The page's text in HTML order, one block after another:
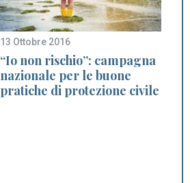
13 Ottobre 2016
“Io non rischio”: campagna
nazionale per le buone
pratiche di protezione civile